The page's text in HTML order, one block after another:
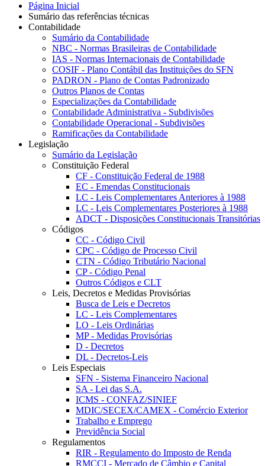
Página Inicial
Sumário das referências técnicas
Contabilidade
Sumário da Contabilidade
NBC - Normas Brasileiras de Contabilidade
IAS - Normas Internacionais de Contabilidade
COSIF - Plano Contábil das Instituições do SFN
PADRON - Plano de Contas Padronizado
Outros Planos de Contas
Especializações da Contabilidade
Contabilidade Administrativa - Subdivisões
Contabilidade Operacional - Subdivisões
Ramificações da Contabilidade
Legislação
Sumário da Legislação
Constituição Federal
CF - Constituição Federal de 1988
EC - Emendas Constitucionais
LC - Leis Complementares Anteriores à 1988
LC - Leis Complementares Posteriores à 1988
ADCT - Disposições Constitucionais Transitórias
Códigos
CC - Código Civil
CPC - Código de Processo Civil
CTN - Código Tributário Nacional
CP - Código Penal
Outros Códigos e CLT
Leis, Decretos e Medidas Provisórias
Busca de Leis e Decretos
LC - Leis Complementares
LO - Leis Ordinárias
MP - Medidas Provisórias
D - Decretos
DL - Decretos-Leis
Leis Especiais
SFN - Sistema Financeiro Nacional
SA - Lei das S.A.
ICMS - CONFAZ/SINIEF
MDIC/SECEX/CAMEX - Comércio Exterior
Trabalho e Emprego
Previdência Social
Regulamentos
RIR - Regulamento do Imposto de Renda
RMCCI - Mercado de Câmbio e Capital